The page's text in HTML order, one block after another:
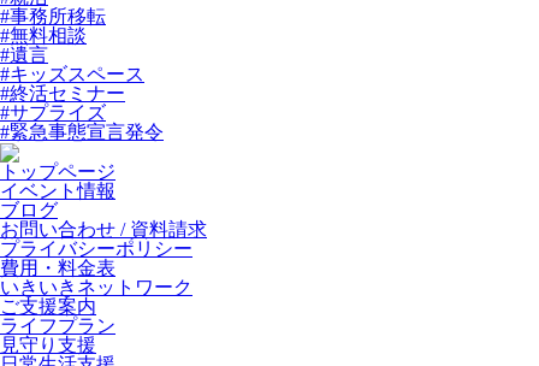
#事務所移転
#無料相談
#遺言
#キッズスペース
#終活セミナー
#サプライズ
#緊急事態宣言発令
トップページ
イベント情報
ブログ
お問い合わせ / 資料請求
プライバシーポリシー
費用・料金表
いきいきネットワーク
ご支援案内
ライフプラン
見守り支援